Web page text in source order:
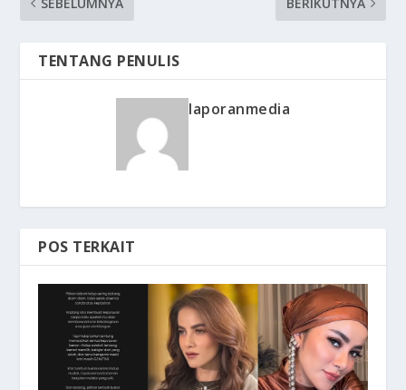
TENTANG PENULIS
laporanmedia
POS TERKAIT